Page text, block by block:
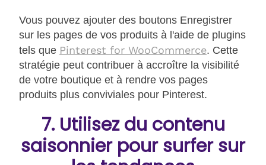
Vous pouvez ajouter des boutons Enregistrer
sur les pages de vos produits à l'aide de plugins
tels que Pinterest for WooCommerce. Cette
stratégie peut contribuer à accroître la visibilité
de votre boutique et à rendre vos pages
produits plus conviviales pour Pinterest.
7. Utilisez du contenu
saisonnier pour surfer sur